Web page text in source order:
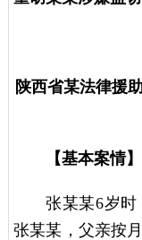
陕西省某法律援
【基本案情】
张某某6岁
张某某，父亲按